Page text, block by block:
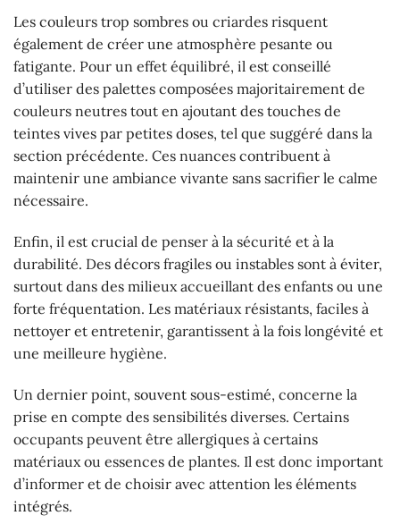
Les couleurs trop sombres ou criardes risquent
également de créer une atmosphère pesante ou
fatigante. Pour un effet équilibré, il est conseillé
d’utiliser des palettes composées majoritairement de
couleurs neutres tout en ajoutant des touches de
teintes vives par petites doses, tel que suggéré dans la
section précédente. Ces nuances contribuent à
maintenir une ambiance vivante sans sacrifier le calme
nécessaire.
Enfin, il est crucial de penser à la sécurité et à la
durabilité. Des décors fragiles ou instables sont à éviter,
surtout dans des milieux accueillant des enfants ou une
forte fréquentation. Les matériaux résistants, faciles à
nettoyer et entretenir, garantissent à la fois longévité et
une meilleure hygiène.
Un dernier point, souvent sous-estimé, concerne la
prise en compte des sensibilités diverses. Certains
occupants peuvent être allergiques à certains
matériaux ou essences de plantes. Il est donc important
d’informer et de choisir avec attention les éléments
intégrés.